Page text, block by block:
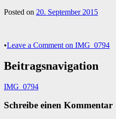
Posted on 20. September 2015
•Leave a Comment on IMG_0794
Beitragsnavigation
IMG_0794
Schreibe einen Kommentar